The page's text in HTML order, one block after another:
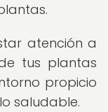
atención a
tus plantas
propicio
saludable.